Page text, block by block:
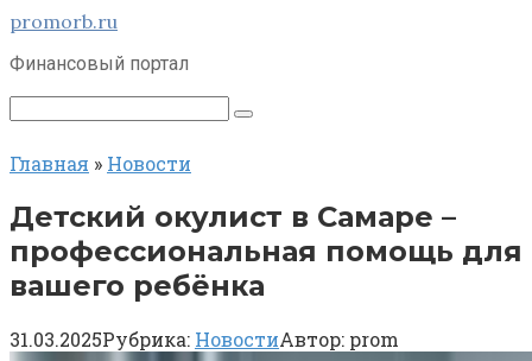
Перейти
контенту
promorb.ru
Финансовый портал
Поиск:
Главная » Новости
Детский окулист в Самаре –
профессиональная помощь для
вашего ребёнка
31.03.2025Рубрика: НовостиАвтор: prom